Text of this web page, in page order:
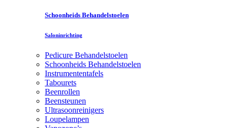
Schoonheids Behandelstoelen
Saloninrichting
Pedicure Behandelstoelen
Schoonheids Behandelstoelen
Instrumententafels
Tabourets
Beenrollen
Beensteunen
Ultrasoonreinigers
Loupelampen